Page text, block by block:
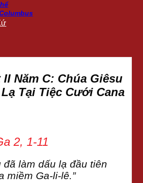
II Năm C: Chúa Giêsu
Tại Tiệc Cưới Cana
2, 1-11
đã làm dấu lạ đầu tiên
miềm Ga-li-lê.”